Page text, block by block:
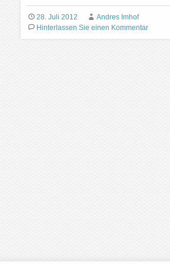
28. Juli 2012
Andres Imhof
Hinterlassen Sie einen Kommentar